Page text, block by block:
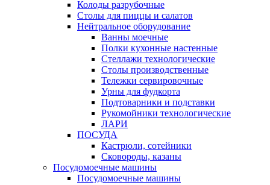
Колоды разрубочные
Столы для пиццы и салатов
Нейтральное оборудование
Ванны моечные
Полки кухонные настенные
Стеллажи технологические
Столы производственные
Тележки сервировочные
Урны для фудкорта
Подтоварники и подставки
Рукомойники технологические
ЛАРИ
ПОСУДА
Кастрюли, сотейники
Сковороды, казаны
Посудомоечные машины
Посудомоечные машины